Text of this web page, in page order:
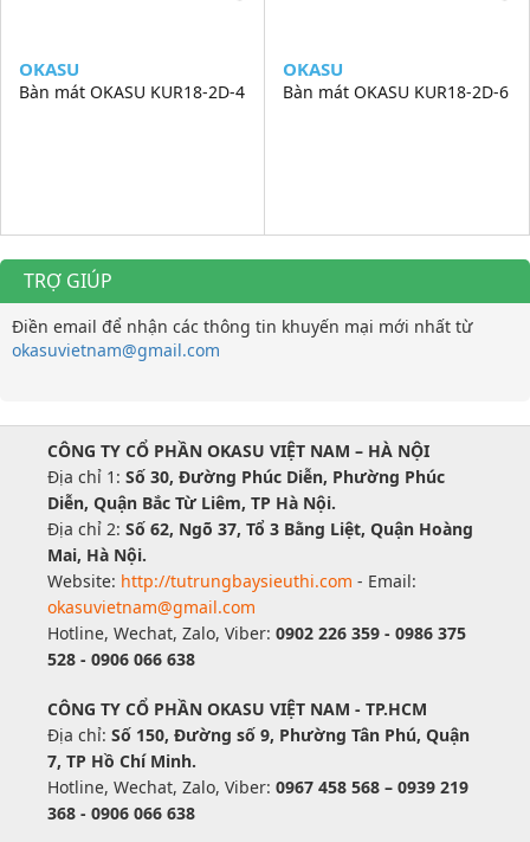
OKASU
Bàn mát OKASU KUR18-2D-4
OKASU
Bàn mát OKASU KUR18-2D-6
TRỢ GIÚP
Điền email để nhận các thông tin khuyến mại mới nhất từ
okasuvietnam@gmail.com
CÔNG TY CỔ PHẦN OKASU VIỆT NAM – HÀ NỘI
Địa chỉ 1: Số 30, Đường Phúc Diễn, Phường Phúc
Diễn, Quận Bắc Từ Liêm, TP Hà Nội.
Địa chỉ 2: Số 62, Ngõ 37, Tổ 3 Bằng Liệt, Quận Hoàng
Mai, Hà Nội.
Website: http://tutrungbaysieuthi.com - Email:
okasuvietnam@gmail.com
Hotline, Wechat, Zalo, Viber: 0902 226 359 - 0986 375
528 - 0906 066 638
CÔNG TY CỔ PHẦN OKASU VIỆT NAM - TP.HCM
Địa chỉ: Số 150, Đường số 9, Phường Tân Phú, Quận
7, TP Hồ Chí Minh.
Hotline, Wechat, Zalo, Viber: 0967 458 568 – 0939 219
368 - 0906 066 638